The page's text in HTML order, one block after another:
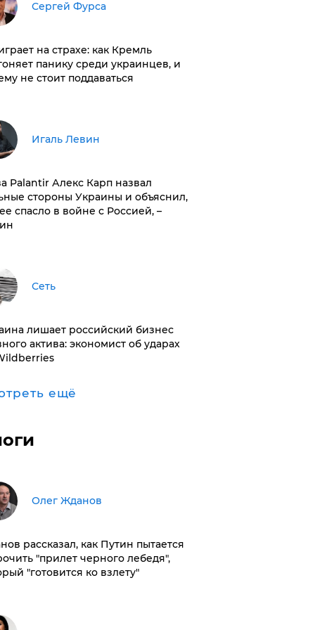
Сергей Фурса
на страхе: как Кремль
панику среди украинцев, и
не стоит поддаваться
Игаль Левин
Palantir Алекс Карп назвал
стороны Украины и объяснил,
спасло в войне с Россией, –
Сеть
лишает российский бизнес
актива: экономист об ударах
ещё
Олег Жданов
рассказал, как Путин пытается
"прилет черного лебедя",
"готовится ко взлету"